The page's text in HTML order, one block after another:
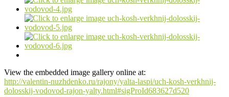
View the embedded image gallery online at:
http://valentin-nuzhdenko.ru/rajony/yalta-laspi/uch-kosh-verkhnij-
dolosskij-vodovod-rajon-yalty.html#sigProId683627d520